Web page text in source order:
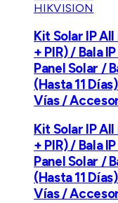
HIKVISION
Kit Solar IP
+ PIR) / Bala
Panel Solar /
(Hasta 11
Vías /
Kit Solar IP
+ PIR) / Bala
Panel Solar /
(Hasta 11
Vías /